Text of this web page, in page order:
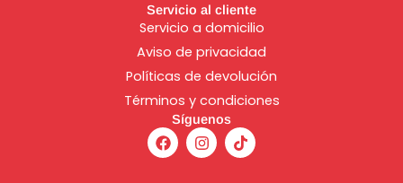
Servicio al cliente
Servicio a domicilio
Aviso de privacidad
Políticas de devolución
Términos y condiciones
Síguenos
F
a
c
I
n
s
T
i
k